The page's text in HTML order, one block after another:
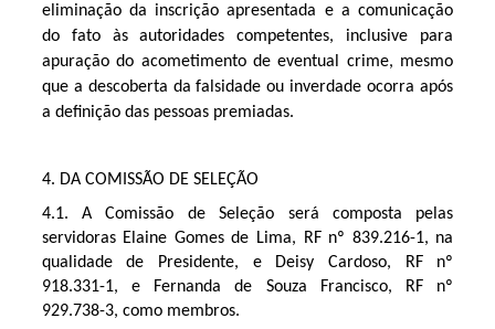
eliminação da inscrição apresentada e a comunicação
do fato às autoridades competentes, inclusive para
apuração do acometimento de eventual crime, mesmo
que a descoberta da falsidade ou inverdade ocorra após
a definição das pessoas premiadas.
4. DA COMISSÃO DE SELEÇÃO
4.1.
A Comissão de Seleção será composta pelas
servidoras Elaine Gomes de Lima, RF nº 839.216-1, na
qualidade de Presidente, e Deisy Cardoso, RF nº
918.331-1, e Fernanda de Souza Francisco, RF nº
929.738-3, como membros.